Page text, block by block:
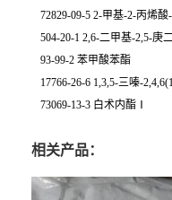
72829-09-5 2-甲基-2-丙烯
504-20-1 2,6-二甲基-2,5-庚
93-99-2 苯甲酸苯酯
17766-26-6 1,3,5-三嗪-
73069-13-3 白术内酯Ⅰ
相关产品：